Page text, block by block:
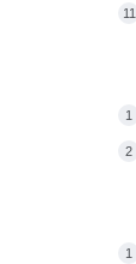
11
1
2
1